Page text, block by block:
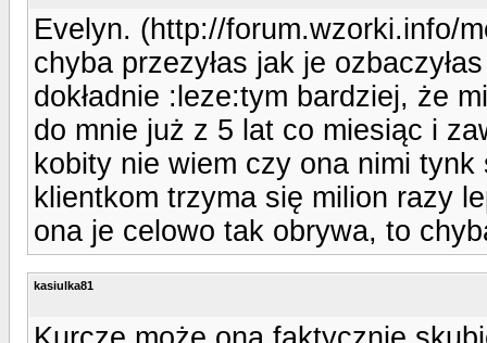
Evelyn. (http://forum.wzorki.info/
chyba przezyłas jak je
dokładnie :leze:tym bardziej, że
do mnie już z 5 lat co miesiąc i
kobity nie wiem czy ona nimi tynk
klientkom trzyma się milion razy
ona je celowo tak obrywa, to
kasiulka81